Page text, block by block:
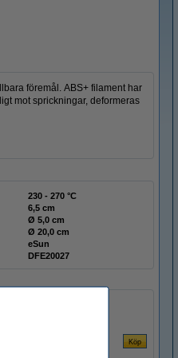
föremål. ABS+ filament har
mot sprickningar, deformeras
230 - 270 °C
6,5 cm
Ø 5,0 cm
Ø 20,0 cm
eSun
DFE20027